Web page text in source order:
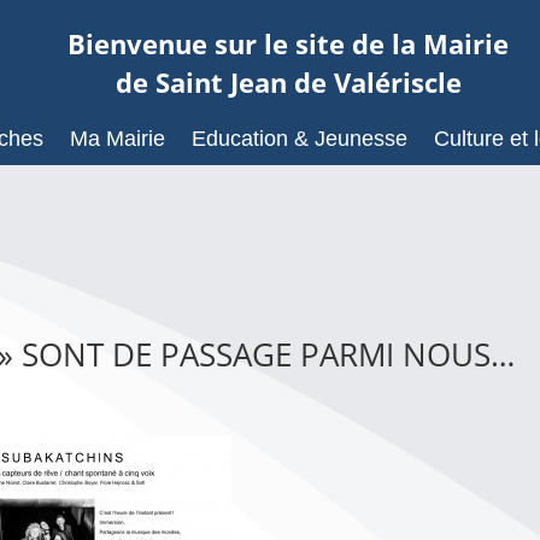
Bienvenue sur le site de la Mairie
de Saint Jean de Valériscle
Ma Mairie Education & Jeunesse Culture et
SONT DE PASSAGE PARMI NOUS…